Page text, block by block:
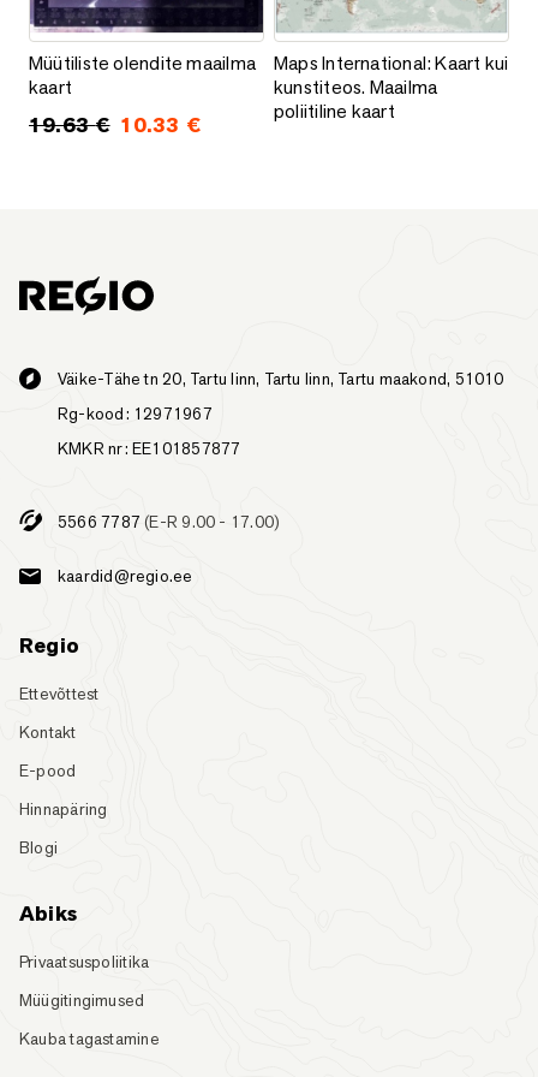
Müütiliste olendite maailma kaart
Müütiliste olendite maailma
kaart
19.63€
Original price was: 19.63 €.
10.33 €
Current price is: 10.33 €.
Maps International: Kaart kui
Maps International: Kaart kui
kunstiteos. Maailma
poliitiline kaart
Väike-Tähe tn 20, Tartu linn, Tartu linn, Tartu maakond, 51010
Rg-kood: 12971967
KMKR nr: EE101857877
5566 7787 (E-R 9.00 - 17.00)
kaardid@regio.ee
Regio
Ettevõttest
Kontakt
E-pood
Hinnapäring
Blogi
Abiks
Privaatsuspoliitika
Müügitingimused
Kauba tagastamine